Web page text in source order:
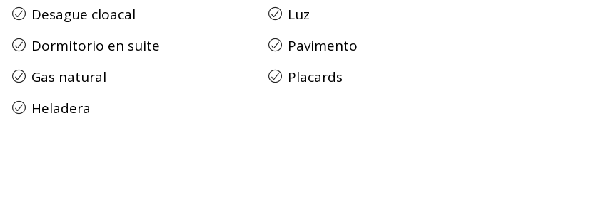
Desague cloacal
Dormitorio en suite
Gas natural
Heladera
Luz
Pavimento
Placards